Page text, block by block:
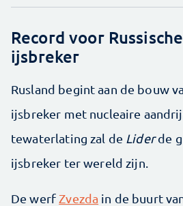
Record voor
ijsbreker
Rusland begint aan de bouw
ijsbreker met nucleaire
tewaterlating zal de Liderde
ijsbreker ter wereld zijn.
De werf Zvezda in de buurt